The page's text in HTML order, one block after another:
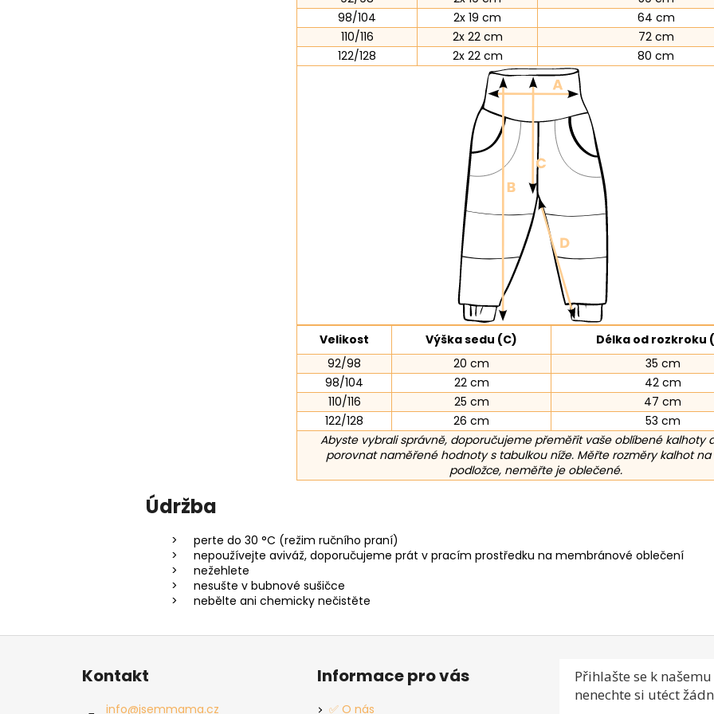
98/104
2x 19 cm
64 cm
110/116
2x 22 cm
72 cm
122/128
2x 22 cm 80 cm
Velikost Výška sedu (C)
Délka od rozkroku
92/98
20 cm
35 cm
98/104
22 cm
42 cm
110/116
25 cm
47 cm
122/128
26 cm
53 cm
Abyste vybrali správně, doporučujeme přeměřit vaše oblíbené kalhoty
porovnat naměřené hodnoty s tabulkou níže. Měřte rozměry kalhot
podložce, neměřte je oblečené.
Údržba
perte do 30 °C (režim ručního praní)
nepoužívejte aviváž, doporučujeme prát v pracím prostředku na membránové oblečení
nežehlete
nesušte v bubnové sušičce
nebělte ani chemicky nečistěte
Kontakt
info@jsemmama.cz
Informace pro vás
✅ O nás
Přihlašte se k
nenechte si utéct